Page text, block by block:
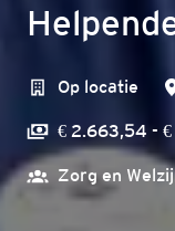
Op locatie
€ 2.663,54 - €
Zorg en